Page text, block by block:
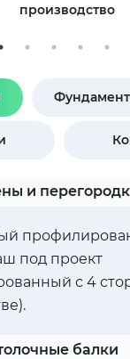
производство
Фундамент
и
под проект
с 4
балки